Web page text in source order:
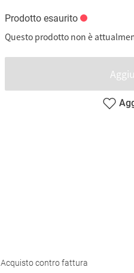
Prodotto esaurito
Questo prodotto non è
Acquisto contro fattura